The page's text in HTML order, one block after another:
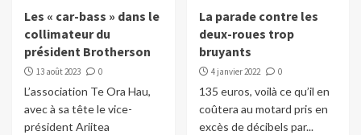
Les « car-bass » dans le
collimateur du
président Brotherson
13 août 2023 0
L’association Te Ora Hau,
avec à sa tête le vice-
président Ariitea
La parade contre les
deux-roues trop
bruyants
4 janvier 2022 0
135 euros, voilà ce qu’il en
coûtera au motard pris en
excès de décibels par...